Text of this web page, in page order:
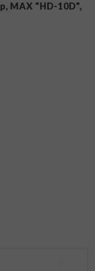
MAX "HD-10D",